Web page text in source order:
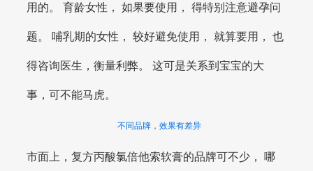
用的。 育龄女性， 如果要使用， 得特别注意避孕问
题。 哺乳期的女性， 较好避免使用， 就算要用， 也
得咨询医生，衡量利弊。 这可是关系到宝宝的大
事，可不能马虎。
不同品牌，效果有差异
市面上，复方丙酸氯倍他索软膏的品牌可不少， 哪